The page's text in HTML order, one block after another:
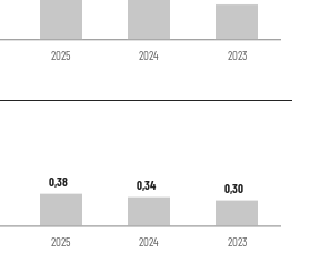
2025 2024 2023
0,38
0,38 0,34
0,34 0,30
0,30
2025 2024 2023